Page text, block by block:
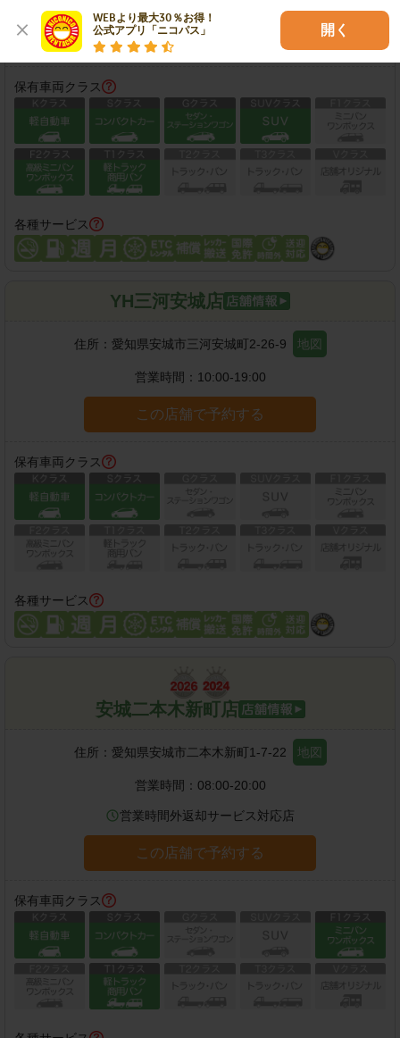
WEBより最大30％お得！
公式アプリ「ニコパス」
開く
この店舗で予約する
保有車両クラス
各種サービス
YH三河安城店
住所： 愛知県安城市三河安城町2-26-9 地図
営業時間： 10:00-19:00
この店舗で予約する
保有車両クラス
各種サービス
安城二本木新町店
住所： 愛知県安城市二本木新町1-7-22 地図
営業時間： 08:00-20:00
営業時間外返却サービス対応店
この店舗で予約する
保有車両クラス